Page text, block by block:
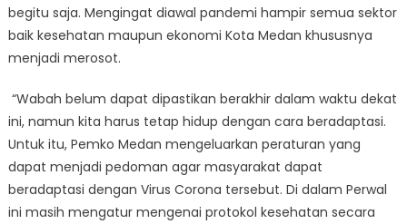
begitu saja. Mengingat diawal pandemi hampir semua sektor
baik kesehatan maupun ekonomi Kota Medan khususnya
menjadi merosot.
“Wabah belum dapat dipastikan berakhir dalam waktu dekat
ini, namun kita harus tetap hidup dengan cara beradaptasi.
Untuk itu, Pemko Medan mengeluarkan peraturan yang
dapat menjadi pedoman agar masyarakat dapat
beradaptasi dengan Virus Corona tersebut. Di dalam Perwal
ini masih mengatur mengenai protokol kesehatan secara